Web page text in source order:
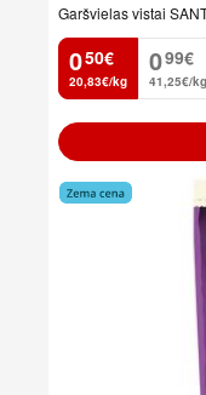
Garšvielas vistai
0
. 50€
20,83€/kg
0
. 99€
41,25€/kg